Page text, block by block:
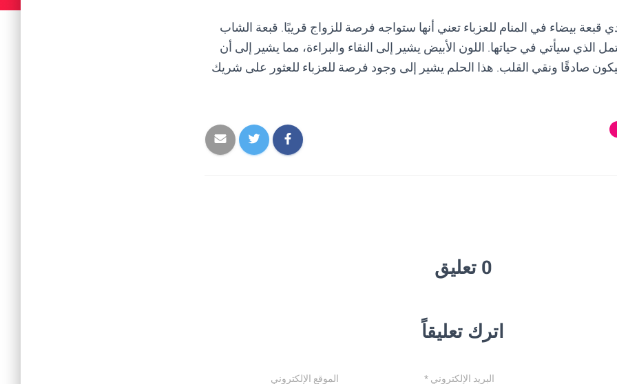
قبعة بيضاء في المنام للعزباء تعني أنها ستواجه فرصة للزواج قريبًا. قبعة الشاب
الذي سيأتي في حياتها. اللون الأبيض يشير إلى النقاء والبراءة، مما يشير إلى أن
صادقًا ونقي القلب. هذا الحلم يشير إلى وجود فرصة للعزباء للعثور على شريك
0 تعليق
اترك تعليقاً
البريد الإلكتروني* الموقع الإلكتروني